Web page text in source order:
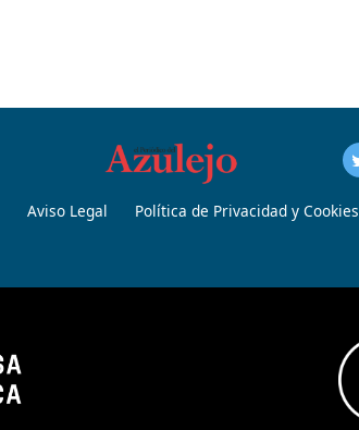
Aviso Legal Política de Privacidad y Cookies